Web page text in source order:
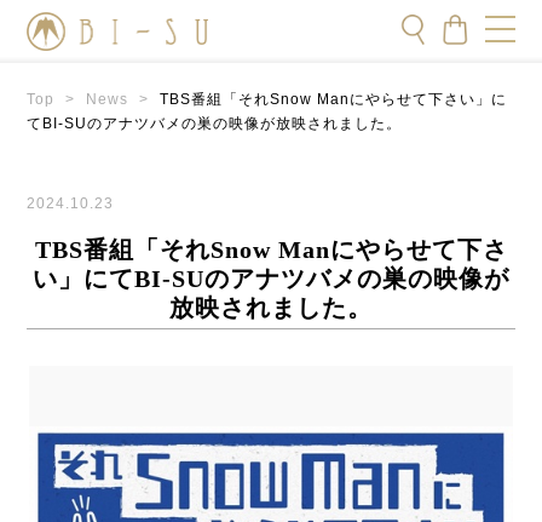
Top > News >
TBS番組「それSnow Manにやらせて下さい」に
てBI-SUのアナツバメの巣の映像が放映されました。
2024.10.23
TBS番組「それSnow Manにやらせて下さ
い」にてBI-SUのアナツバメの巣の映像が
放映されました。